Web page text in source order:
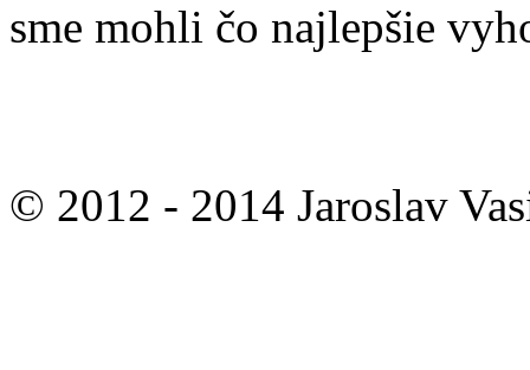
sme mohli čo najlepšie
© 2012 - 2014 Jaroslav